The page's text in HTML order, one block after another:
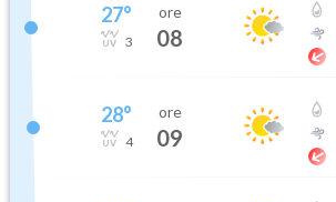
27°
3
ore
08
28°
4
ore
09